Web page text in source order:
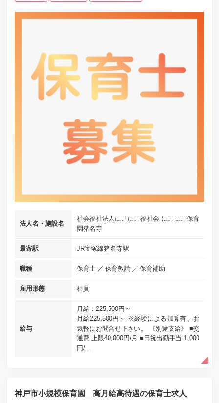
法人名・施設名
社会福祉法人にこにこ福祉会 にこにこ保育
園猪名寺
最寄駅 JR宝塚線猪名寺駅
職種 保育士 保育教諭 保育補助
雇用形態 社員
給与
月給：225,500円～
月給225,500円～ ※経験による加算有、お
気軽にお問合せ下さい。 《別途支給》 ■交
通費:上限40,000円/月 ■日祝出勤手当:1,000
円/...
神戸市小規模保育園 高月給高待遇の保育士求人